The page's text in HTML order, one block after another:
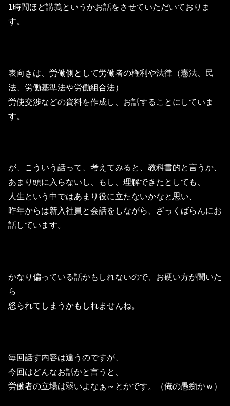
1時間ほど講義というかお話をさせていただいておりま
す。
表向きは、労働側として労働者の権利や法律（憲法、民
法、労働基準法や労働組合法）
労使交渉などの資料を作成し、お話することにしていま
す。
が、こういう話って、考えてみると、教科書的と言うか、
あまり頭に入らないし、もし、理解できたとしても、
人生という中ではあまり役に立たないかなと思い、
昨年からは新入社員と会話をしながら、ざっくばらんにお
話しています。
かなり偏っている話かもしれないので、お硬い方が聞いた
ら
怒られてしまうかもしれませんね。
毎回話す内容は違うのですが、
今回はどんなお話かと言うと、
労働者の立場は弱いよなぁ～とかです。（俺の愚痴かｗ）